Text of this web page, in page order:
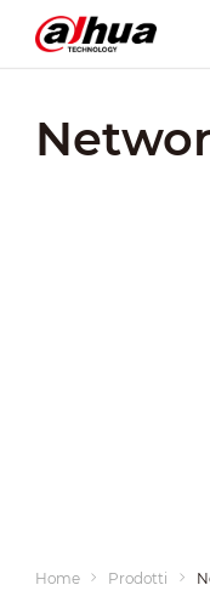
Home Prodotti